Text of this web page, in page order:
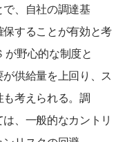
で、自社の調達基
することが有効と考
が野心的な制度と
供給量を上回り、ス
考えられる。調
、一般的なカントリ